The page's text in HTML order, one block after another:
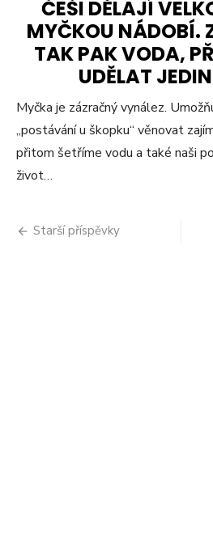
ČEŠI DĚLAJÍ
MYČKOU NÁDOBÍ.
TAK PAK VODA,
UDĚLAT
Myčka je zázračný vynález.
„postávání u škopku“ věnovat
přitom šetříme vodu a také naši
život…
Navigace
Starší příspěvky